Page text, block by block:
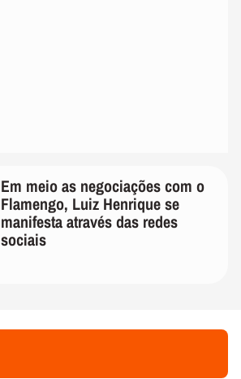
Em meio as negociações com o
Flamengo, Luiz Henrique se
manifesta através das redes
sociais